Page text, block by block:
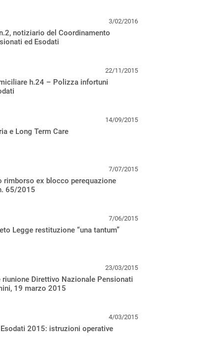
3/02/2016
n.2, notiziario del Coordinamento
ed Esodati
22/11/2015
h.24 – Polizza infortuni
14/09/2015
e Long Term Care
7/07/2015
rimborso ex blocco perequazione
65/2015
7/06/2015
Legge restituzione “una tantum”
23/03/2015
Direttivo Nazionale Pensionati
19 marzo 2015
4/03/2015
2015: istruzioni operative